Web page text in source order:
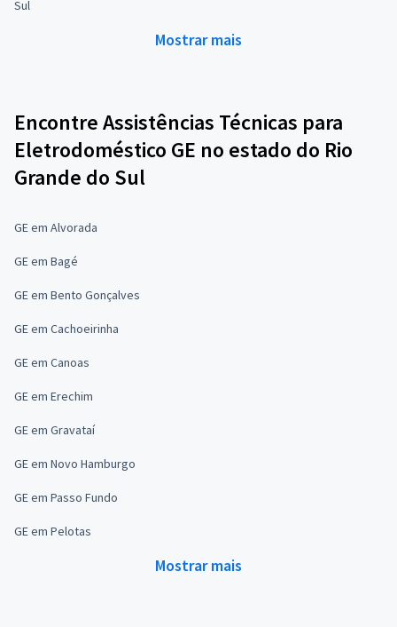
Sul
Mostrar mais
Encontre Assistências Técnicas para
Eletrodoméstico GE no estado do Rio
Grande do Sul
GE em Alvorada
GE em Bagé
GE em Bento Gonçalves
GE em Cachoeirinha
GE em Canoas
GE em Erechim
GE em Gravataí
GE em Novo Hamburgo
GE em Passo Fundo
GE em Pelotas
Mostrar mais